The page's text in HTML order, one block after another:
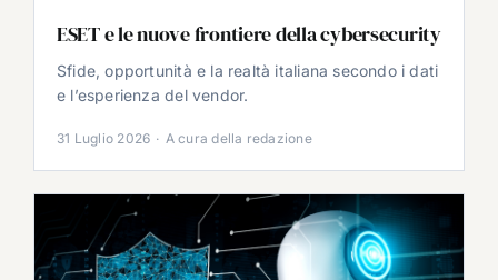
ESET e le nuove frontiere della cybersecurity
Sfide, opportunità e la realtà italiana secondo i dati
e l’esperienza del vendor.
31 Luglio 2026 · A cura della redazione